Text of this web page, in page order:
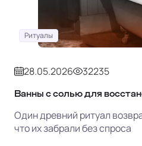
Ритуалы
28.05.2026 32235
Ванны с солью для
Один древний ритуал
что их забрали без спроса